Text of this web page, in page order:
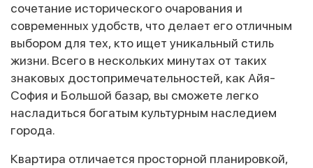
сочетание исторического очарования и
современных удобств, что делает его отличным
выбором для тех, кто ищет уникальный стиль
жизни. Всего в нескольких минутах от таких
знаковых достопримечательностей, как Айя-
София и Большой базар, вы сможете легко
насладиться богатым культурным наследием
города.
Квартира отличается просторной планировкой,